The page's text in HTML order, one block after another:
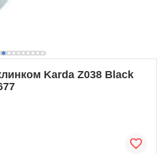
Karda Z038 Black